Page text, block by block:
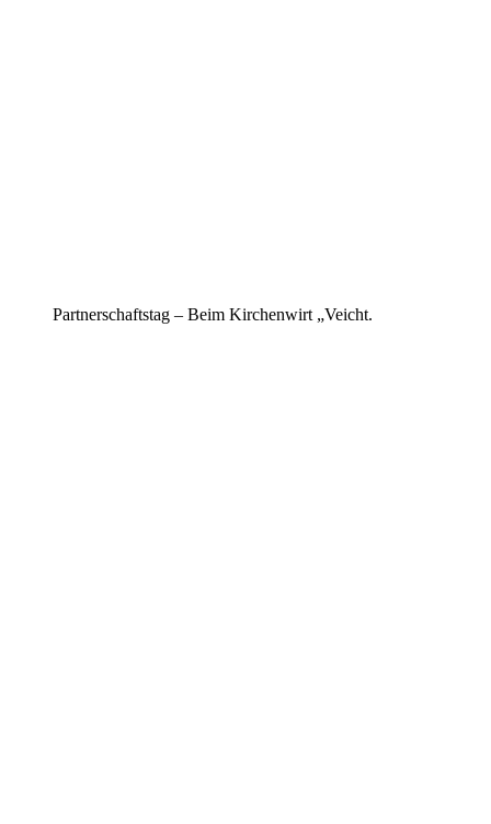
Partnerschaftstag – Beim Kirchenwirt „Veicht.